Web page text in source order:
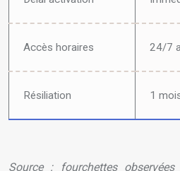
Accès horaires 24/7
Résiliation 1
Source : fourchettes